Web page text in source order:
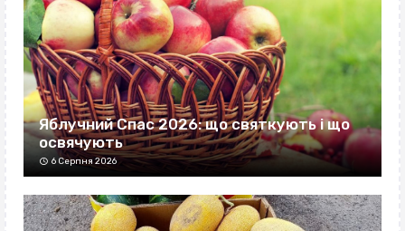
Яблучний Спас 2026: що святкують і що
освячують
6 Серпня 2026